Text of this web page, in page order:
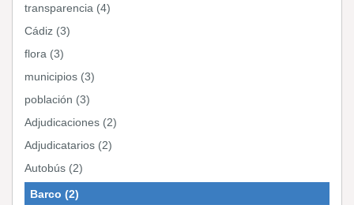
transparencia (4)
Cádiz (3)
flora (3)
municipios (3)
población (3)
Adjudicaciones (2)
Adjudicatarios (2)
Autobús (2)
Barco (2)